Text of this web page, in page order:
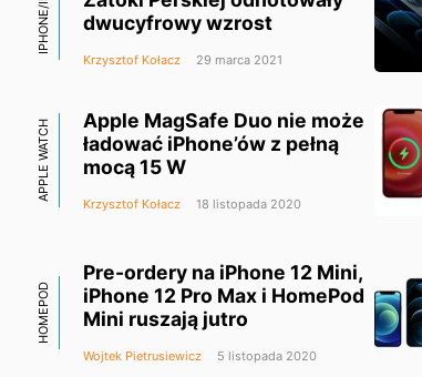
IPHONE/IPAD
dwucyfrowy wzrost
Krzysztof Kołacz 29 marca 2021
APPLE WATCH
Apple MagSafe Duo nie może
ładować iPhone’ów z pełną
mocą 15 W
Krzysztof Kołacz 18 listopada 2020
HOMEPOD
Pre-ordery na iPhone 12 Mini,
iPhone 12 Pro Max i HomePod
Mini ruszają jutro
Wojtek Pietrusiewicz 5 listopada 2020